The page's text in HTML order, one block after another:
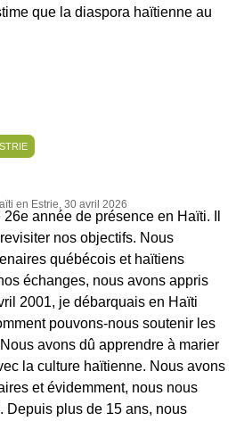
que la diaspora haïtienne au
en Estrie , 30 avril 2026
année de présence en Haïti. Il
nos objectifs. Nous
québécois et haïtiens
échanges, nous avons appris
2001, je débarquais en Haïti
pouvons-nous soutenir les
avons dû apprendre à marier
la culture haïtienne. Nous avons
et évidemment, nous nous
Depuis plus de 15 ans, nous